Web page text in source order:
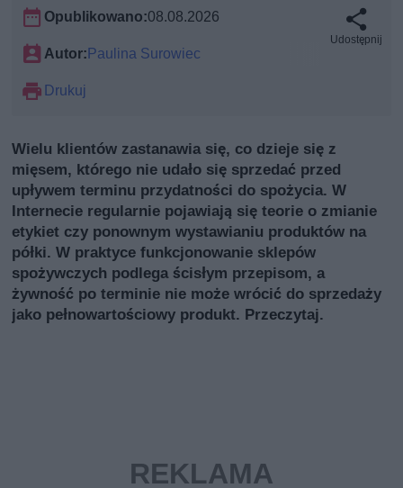
Opublikowano:08.08.2026
Autor: Paulina Surowiec
Drukuj
Udostępnij
Wielu klientów zastanawia się, co dzieje się z
mięsem, którego nie udało się sprzedać przed
upływem terminu przydatności do spożycia. W
Internecie regularnie pojawiają się teorie o zmianie
etykiet czy ponownym wystawianiu produktów na
półki. W praktyce funkcjonowanie sklepów
spożywczych podlega ścisłym przepisom, a
żywność po terminie nie może wrócić do sprzedaży
jako pełnowartościowy produkt. Przeczytaj.